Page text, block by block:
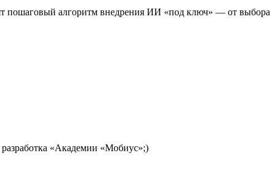
пошаговый алгоритм внедрения ИИ «под ключ» — от выбора
«Академии «Мобиус»;)